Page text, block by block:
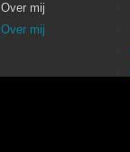
Over mij
Over mij